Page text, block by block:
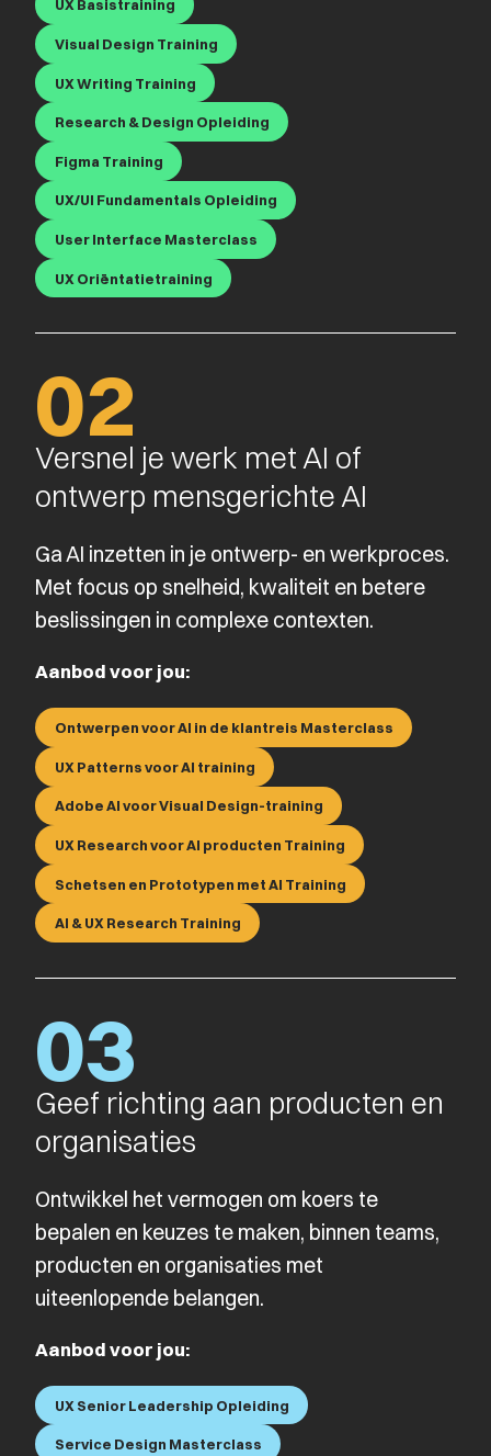
UX Basistraining
Visual Design Training
UX Writing Training
Research & Design Opleiding
Figma Training
UX/UI Fundamentals Opleiding
User Interface Masterclass
UX Oriëntatietraining
02
Versnel je werk met AI of
ontwerp mensgerichte AI
Ga AI inzetten in je ontwerp- en werkproces.
Met focus op snelheid, kwaliteit en betere
beslissingen in complexe contexten.
Aanbod voor jou:
Ontwerpen voor AI in de klantreis Masterclass
UX Patterns voor AI training
Adobe AI voor Visual Design-training
UX Research voor AI producten Training
Schetsen en Prototypen met AI Training
AI & UX Research Training
03
Geef richting aan producten en
organisaties
Ontwikkel het vermogen om koers te
bepalen en keuzes te maken, binnen teams,
producten en organisaties met
uiteenlopende belangen.
Aanbod voor jou:
UX Senior Leadership Opleiding
Service Design Masterclass